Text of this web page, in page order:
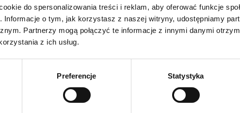
do spersonalizowania treści i reklam, aby oferować funkcje
Informacje o tym, jak korzystasz z naszej witryny, udostępniamy
Partnerzy mogą połączyć te informacje z innymi danymi
z ich usług.
Preferencje Statystyka
na